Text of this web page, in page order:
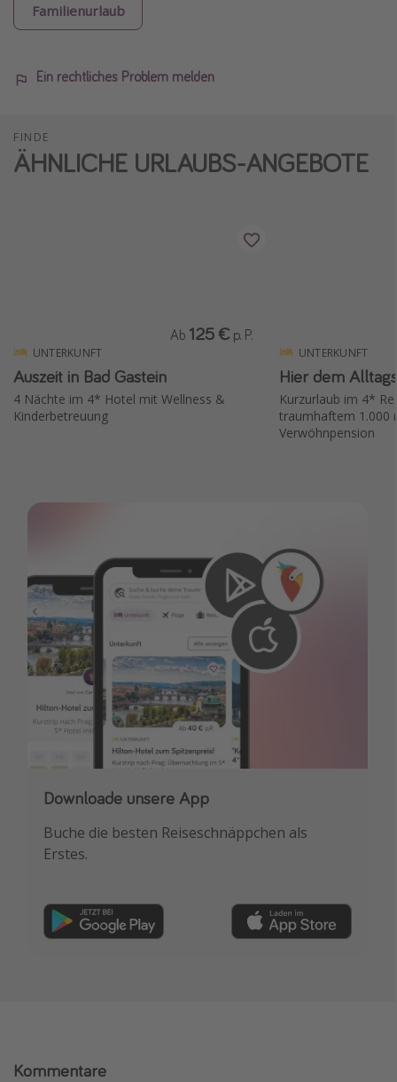
Familienurlaub
Ein rechtliches Problem melden
FINDE
ÄHNLICHE URLAUBS-ANGEBOTE
UNTERKUNFT
Auszeit in Bad Gastein
4 Nächte im 4* Hotel mit Wellness &
Kinderbetreuung
Ab 125 € p. P.
UNTERKUNFT
Hier dem
Kurzurlaub im 4*
traumhaftem 1.000
Verwöhnpension
Downloade unsere App
Buche die besten Reiseschnäppchen als
Erstes.
Kommentare